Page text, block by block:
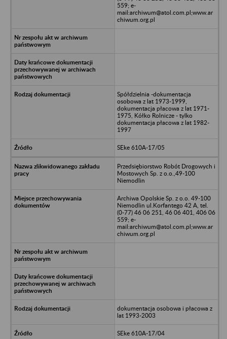
559; e-
mail:archiwum@atol.com.pl;www.ar
chiwum.org.pl
Spółdzielnia -dokumentacja
osobowa z lat 1973-1999,
dokumentacja płacowa z lat 1971-
1975, Kółko Rolnicze - tylko
dokumentacja płacowa z lat 1982-
1997
SEke 610A-17/05
Przedsiębiorstwo Robót Drogowych i
Mostowych Sp. z o.o.,49-100
Niemodlin
Archiwa Opolskie Sp. z o.o. 49-100
Niemodlin ul.Korfantego 42 A, tel.
(0-77) 46 06 251, 46 06 401, 406 06
559; e-
mail:archiwum@atol.com.pl;www.ar
chiwum.org.pl
dokumentacja osobowa i płacowa z
lat 1993-2003
SEke 610A-17/04